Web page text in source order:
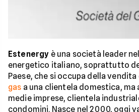
Estenergy è una società leader
energetico italiano, soprattutto
Paese, che si occupa della vendita
gas a una clientela domestica, ma
medie imprese, clientela
condomini. Nasce nel 2000, oggi